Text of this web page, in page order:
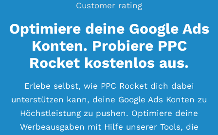
Customer rating
Optimiere deine Google Ads
Konten. Probiere PPC
Rocket kostenlos aus.
Erlebe selbst, wie PPC Rocket dich dabei
unterstützen kann, deine Google Ads Konten zu
Höchstleistung zu pushen. Optimiere deine
Werbeausgaben mit Hilfe unserer Tools, die